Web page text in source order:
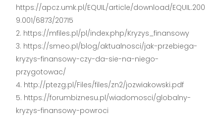
https://apcz.umk.pl/EQUIL/article/download/EQUIL.200
9.001/6873/20715
https://mfiles.pl/pl/index.php/Kryzys_finansowy
https://smeo.pl/blog/aktualnosci/jak-przebiega-
kryzys-finansowy-czy-da-sie-na-niego-
przygotowac/
http://ptezg.pl/Files/files/zn2/jozwiakowski.pdf
https://forumbiznesu.pl/wiadomosci/globalny-
kryzys-finansowy-powroci